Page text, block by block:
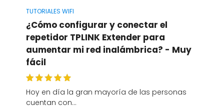
TUTORIALES WIFI
¿Cómo configurar y conectar el
repetidor TPLINK Extender para
aumentar mi red inalámbrica? - Muy
fácil
Hoy en día la gran mayoría de las personas
cuentan con…